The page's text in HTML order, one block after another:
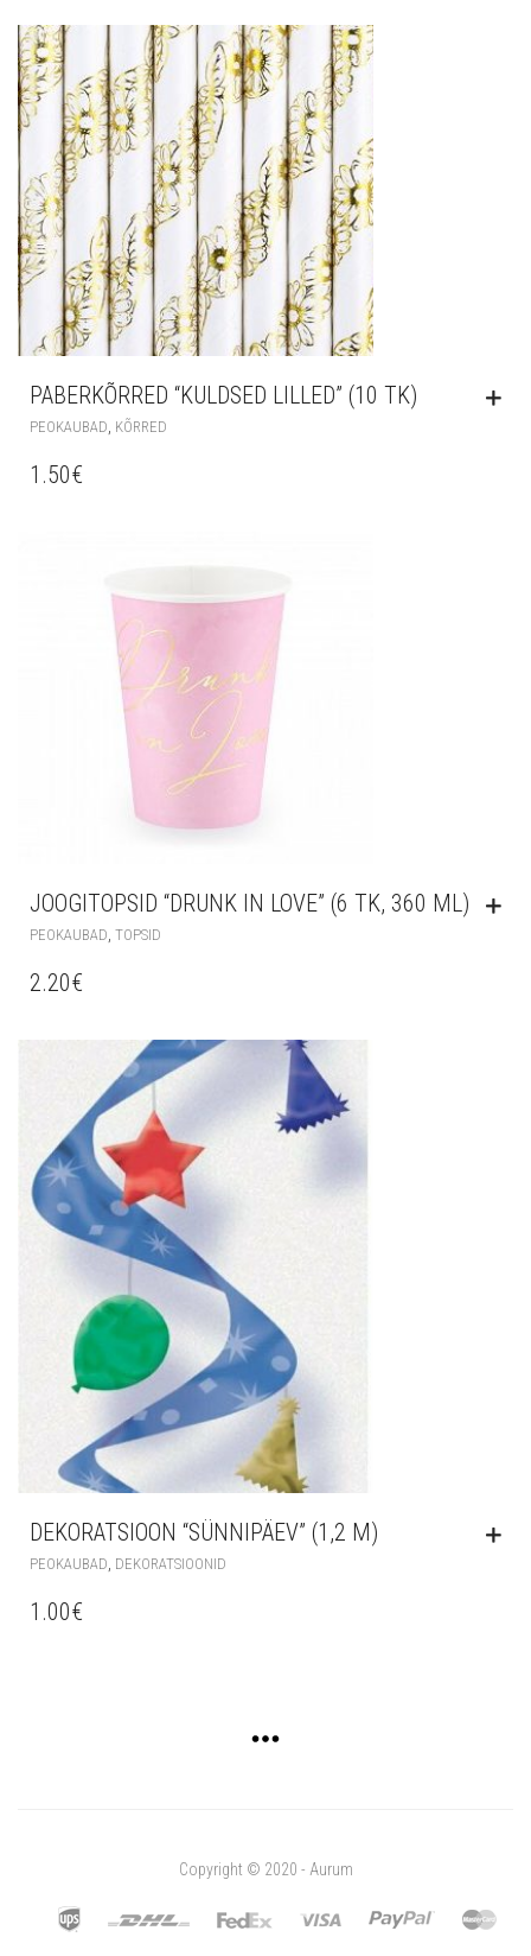
PABERKÕRRED “KULDSED LILLED” (10 TK)
PEOKAUBAD, KÕRRED
1.50€
JOOGITOPSID “DRUNK IN LOVE” (6 TK, 360 ML)
PEOKAUBAD TOPSID
2.20€
DEKORATSIOON “SÜNNIPÄEV” (1,2 M)
PEOKAUBAD, DEKORATSIOONID
1.00€
Copyright © 2020 - Aurum